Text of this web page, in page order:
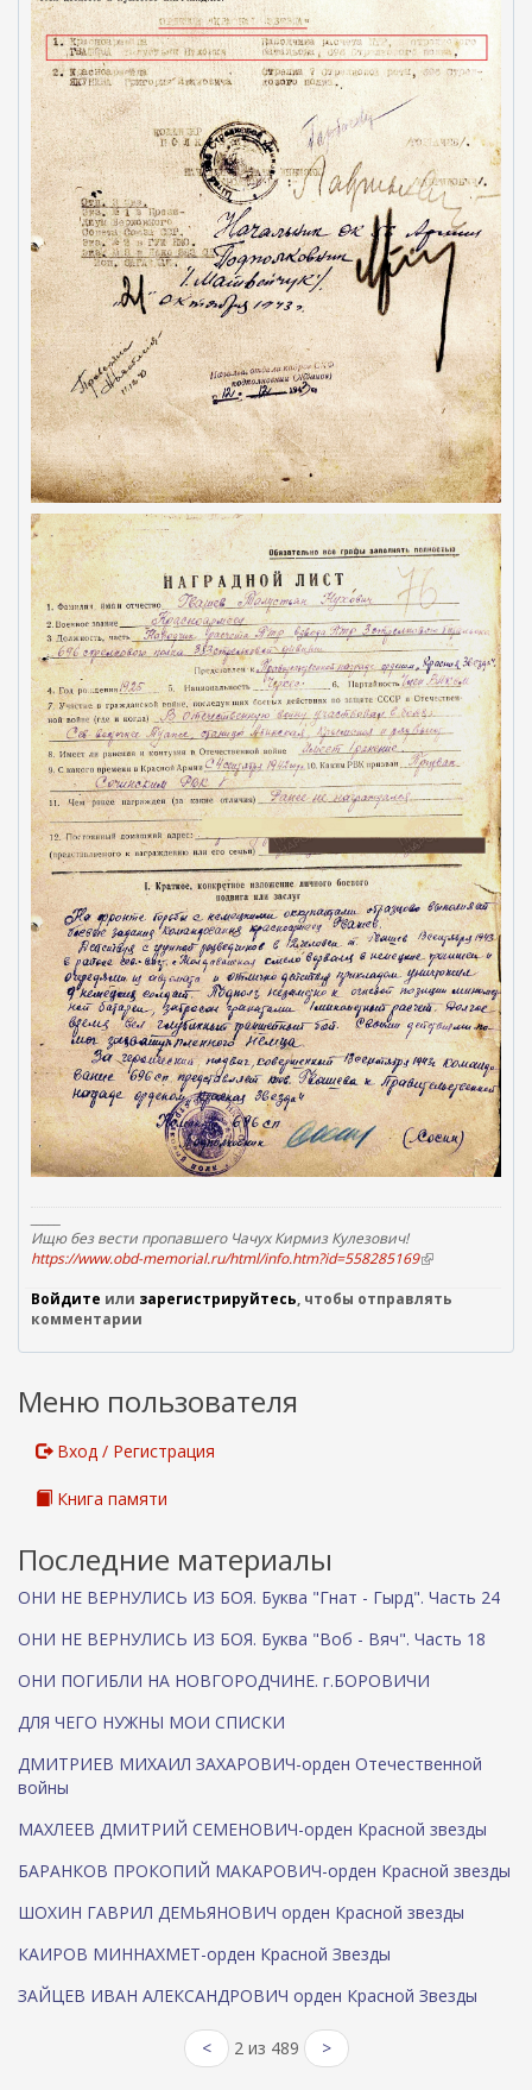
Ищю без вести пропавшего Чачух Кирмиз Кулезович!
https://www.obd-memorial.ru/html/info.htm?id=558285169(
н
н
Войдите или зарегистрируйтесь, чтобы отправлять
комментарии
Меню пользователя
Вход / Регистрация
Книга памяти
Последние материалы
ОНИ НЕ ВЕРНУЛИСЬ ИЗ БОЯ. Буква "Гнат - Гырд". Часть 24
ОНИ НЕ ВЕРНУЛИСЬ ИЗ БОЯ. Буква "Воб - Вяч". Часть 18
ОНИ ПОГИБЛИ НА НОВГОРОДЧИНЕ. г.БОРОВИЧИ
ДЛЯ ЧЕГО НУЖНЫ МОИ СПИСКИ
ДМИТРИЕВ МИХАИЛ ЗАХАРОВИЧ-орден Отечественной
войны
МАХЛЕЕВ ДМИТРИЙ СЕМЕНОВИЧ-орден Красной звезды
БАРАНКОВ ПРОКОПИЙ МАКАРОВИЧ-орден Красной звезды
ШОХИН ГАВРИЛ ДЕМЬЯНОВИЧ орден Красной звезды
КАИРОВ МИННАХМЕТ-орден Красной Звезды
ЗАЙЦЕВ ИВАН АЛЕКСАНДРОВИЧ орден Красной Звезды
< 2 из 489 >